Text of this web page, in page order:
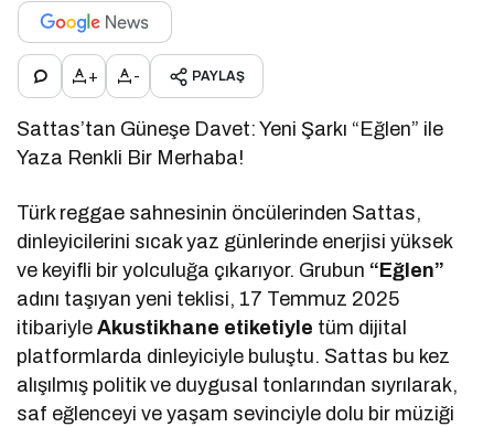
+ - PAYLAŞ
Sattas’tan Güneşe Davet: Yeni Şarkı “Eğlen” ile
Yaza Renkli Bir Merhaba!
Türk reggae sahnesinin öncülerinden Sattas,
dinleyicilerini sıcak yaz günlerinde enerjisi yüksek
ve keyifli bir yolculuğa çıkarıyor. Grubun “Eğlen”
adını taşıyan yeni teklisi, 17 Temmuz 2025
itibariyleAkustikhane etiketiyle tüm dijital
platformlarda dinleyiciyle buluştu. Sattas bu kez
alışılmış politik ve duygusal tonlarından sıyrılarak,
saf eğlenceyi ve yaşam sevinciyle dolu bir müziği